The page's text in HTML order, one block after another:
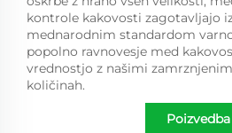
kontrole kakovosti zagotavljajo
mednarodnim standardom
popolno ravnovesje med
vrednostjo z našimi
količinah.
Poizvedba